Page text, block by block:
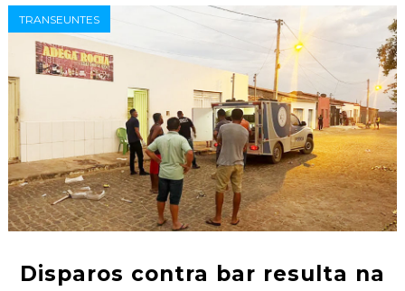
TRANSEUNTES
Disparos contra bar resulta na